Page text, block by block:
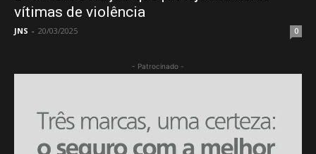
vítimas de violência
JNS - 20/03/2025 0
- Patrocinado -